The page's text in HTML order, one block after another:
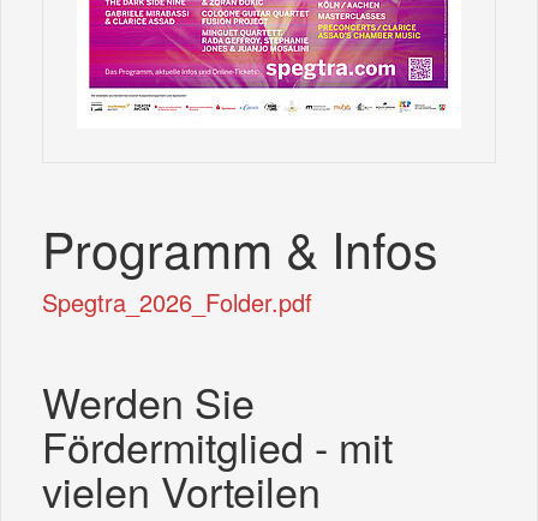
Programm & Infos
Spegtra_2026_Folder.pdf
Werden Sie
Fördermitglied - mit
vielen Vorteilen